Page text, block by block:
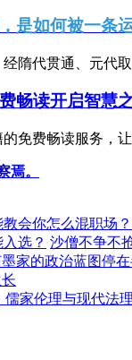
是如何被一条
隋代贯通、元代
畅读开启智慧
免费畅读服务，
焉。
会你怎么混职场？
选？ 沙僧不争不
家的政治蓝图停在
儒家伦理与现代法